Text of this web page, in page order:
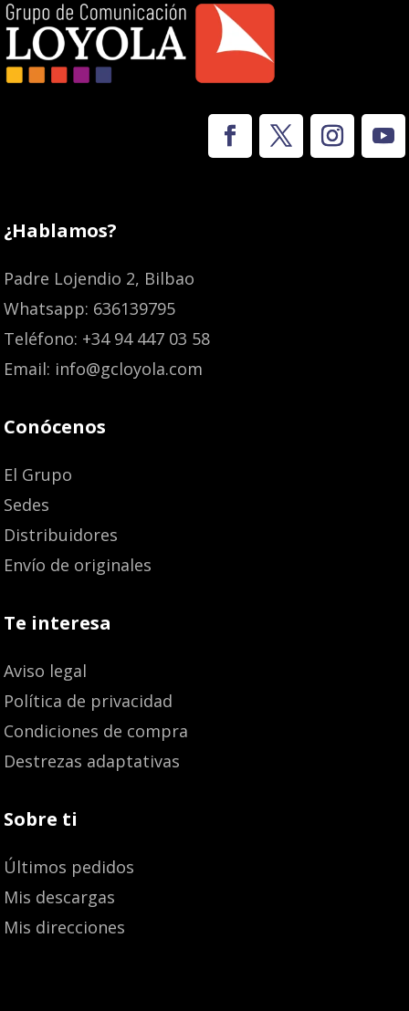
¿Hablamos?
Padre Lojendio 2, Bilbao
Whatsapp: 636139795
Teléfono: +34 94 447 03 58
Email: info@gcloyola.com
Conócenos
El Grupo
Sedes
Distribuidores
Envío de originales
Te interesa
Aviso legal
Política de privacidad
Condiciones de compra
Destrezas adaptativas
Sobre ti
Últimos pedidos
Mis descargas
Mis direcciones